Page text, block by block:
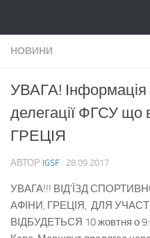
НОВИНИ
УВАГА! Інформація
делегації ФГСУ
ГРЕЦІЯ
АВТОР IGSF · 28.09.2017
УВАГА!!! ВІД'ЇЗД
АФІНИ, ГРЕЦІЯ, ДЛЯ
ВІДБУДЕТЬСЯ 10 жовтня о